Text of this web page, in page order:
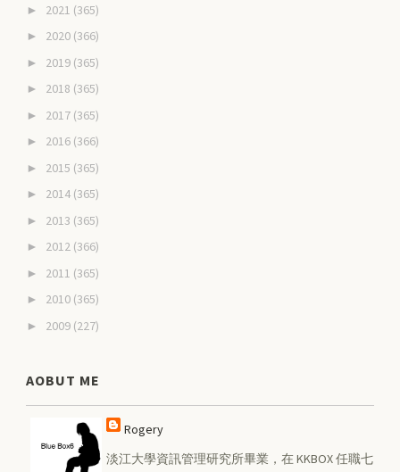
► 2021 (365)
► 2020 (366)
► 2019 (365)
► 2018 (365)
► 2017 (365)
► 2016 (366)
► 2015 (365)
► 2014 (365)
► 2013 (365)
► 2012 (366)
► 2011 (365)
► 2010 (365)
► 2009 (227)
AOBUT ME
Rogery
淡江大學資訊管理研究所畢業，在 KKBOX 任職七